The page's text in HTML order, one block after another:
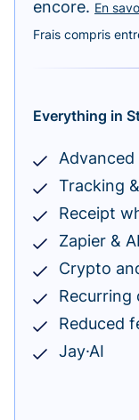
encore. En
Frais compris
Everything in
Tracking
Receipt
Zapier &
Crypto
Recurring
Reduced
Jay·AI